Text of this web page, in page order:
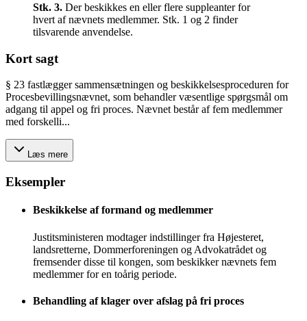
Stk. 3. Der beskikkes en eller flere suppleanter for
hvert af nævnets medlemmer. Stk. 1 og 2 finder
tilsvarende anvendelse.
Kort sagt
§ 23 fastlægger sammensætningen og beskikkelsesproceduren for
Procesbevillingsnævnet, som behandler væsentlige spørgsmål om
adgang til appel og fri proces. Nævnet består af fem medlemmer
med forskelli...
Læs mere
Eksempler
Beskikkelse af formand og medlemmer
Justitsministeren modtager indstillinger fra Højesteret,
landsretterne, Dommerforeningen og Advokatrådet og
fremsender disse til kongen, som beskikker nævnets fem
medlemmer for en toårig periode.
Behandling af klager over afslag på fri proces